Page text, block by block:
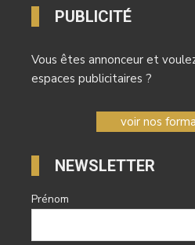
PUBLICITÉ
Vous êtes annonceur et
espaces publicitaires ?
voir nos
NEWSLETTER
Prénom